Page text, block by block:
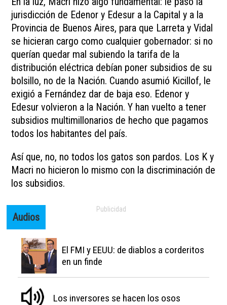
jurisdicción de Edenor y Edesur a la Capital y a la
Provincia de Buenos Aires, para que Larreta y Vidal
se hicieran cargo como cualquier gobernador: si no
querían quedar mal subiendo la tarifa de la
distribución eléctrica debían poner subsidios de su
bolsillo, no de la Nación. Cuando asumió Kicillof, le
exigió a Fernández dar de baja eso. Edenor y
Edesur volvieron a la Nación. Y han vuelto a tener
subsidios multimillonarios de hecho que pagamos
todos los habitantes del país.
Así que, no, no todos los gatos son pardos. Los K y
Macri no hicieron lo mismo con la discriminación de
los subsidios.
Audios
El FMI y EEUU: de diablos a corderitos
en un finde
Los inversores se hacen los osos